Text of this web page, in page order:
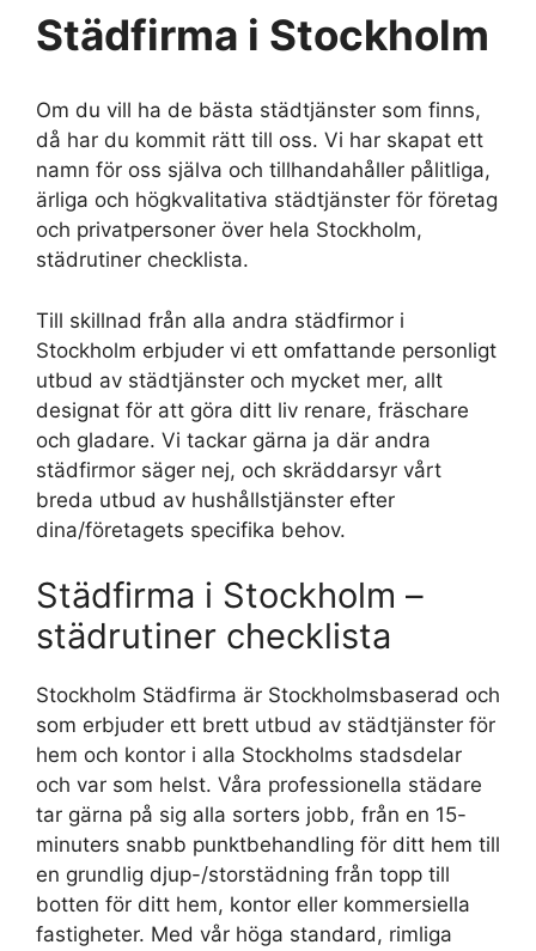
Städfirma i Stockholm
Om du vill ha de bästa städtjänster som finns,
då har du kommit rätt till oss. Vi har skapat ett
namn för oss själva och tillhandahåller pålitliga,
ärliga och högkvalitativa städtjänster för företag
och privatpersoner över hela Stockholm,
städrutiner checklista.
Till skillnad från alla andra städfirmor i
Stockholm erbjuder vi ett omfattande personligt
utbud av städtjänster och mycket mer, allt
designat för att göra ditt liv renare, fräschare
och gladare. Vi tackar gärna ja där andra
städfirmor säger nej, och skräddarsyr vårt
breda utbud av hushållstjänster efter
dina/företagets specifika behov.
Städfirma i Stockholm –
städrutiner checklista
Stockholm Städfirma är Stockholmsbaserad och
som erbjuder ett brett utbud av städtjänster för
hem och kontor i alla Stockholms stadsdelar
och var som helst. Våra professionella städare
tar gärna på sig alla sorters jobb, från en 15-
minuters snabb punktbehandling för ditt hem till
en grundlig djup-/storstädning från topp till
botten för ditt hem, kontor eller kommersiella
fastigheter. Med vår höga standard, rimliga